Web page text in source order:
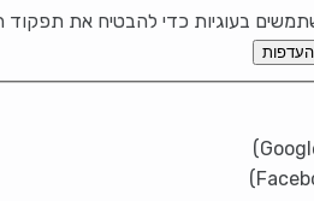
בעוגיות כדי להבטיח את תפקוד
העדפות